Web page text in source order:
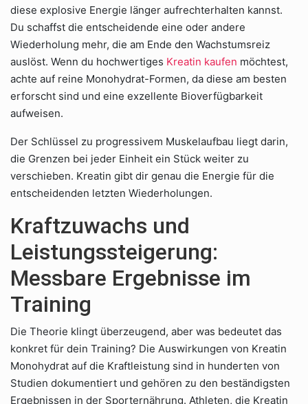
diese explosive Energie länger aufrechterhalten kannst.
Du schaffst die entscheidende eine oder andere
Wiederholung mehr, die am Ende den Wachstumsreiz
auslöst. Wenn du hochwertiges Kreatin kaufen möchtest,
achte auf reine Monohydrat-Formen, da diese am besten
erforscht sind und eine exzellente Bioverfügbarkeit
aufweisen.
Der Schlüssel zu progressivem Muskelaufbau liegt darin,
die Grenzen bei jeder Einheit ein Stück weiter zu
verschieben. Kreatin gibt dir genau die Energie für die
entscheidenden letzten Wiederholungen.
Kraftzuwachs und
Leistungssteigerung:
Messbare Ergebnisse im
Training
Die Theorie klingt überzeugend, aber was bedeutet das
konkret für dein Training? Die Auswirkungen von Kreatin
Monohydrat auf die Kraftleistung sind in hunderten von
Studien dokumentiert und gehören zu den beständigsten
Ergebnissen in der Sporternährung. Athleten, die Kreatin